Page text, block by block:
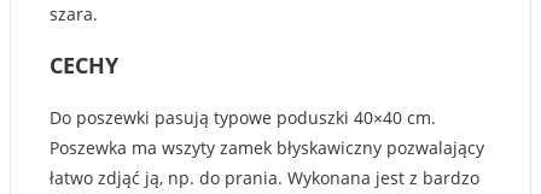
szara.
CECHY
Do poszewki pasują typowe poduszki 40×40 cm.
Poszewka ma wszyty zamek błyskawiczny pozwalający
łatwo zdjąć ją, np. do prania. Wykonana jest z bardzo